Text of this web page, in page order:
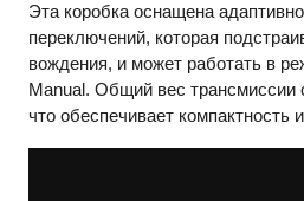
Эта коробка оснащена
переключений, которая
вождения, и может работать в
Manual. Общий вес трансмиссии
что обеспечивает компактность